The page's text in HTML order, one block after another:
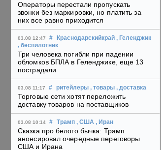
Операторы перестали пропускать
звонки без маркировки, но платить за
них все равно приходится
03.08 12:47 # Краснодарскийкрай , Геленджик
, беспилотник
Три человека погибли при падении
обломков БПЛА в Геленджике, еще 13
пострадали
03.08 11:17 # ритейлеры , товары , доставка
Торговые сети хотят переложить
доставку товаров на поставщиков
03.08 10:14 # Трамп , США , Иран
Сказка про белого бычка: Трамп
анонсировал очередные переговоры
США и Ирана